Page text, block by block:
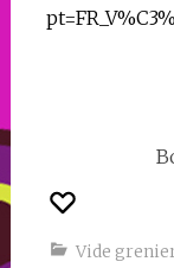
Vide